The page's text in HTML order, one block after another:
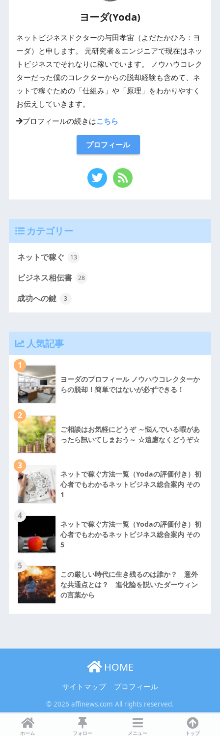
ヨーダ(Yoda)
ネットビジネスドクターの与田孝宙（よだたかひろ：ヨ
ーダ）と申します。 元研究者＆エンジニアで現在はネッ
トビジネスでそれなりに稼いでいます。 ノウハウコレク
ターだった僕のコレクターからの脱却経験も含めて、ネ
ットで稼ぐための「仕組み」や「原理」をわかりやすく
お伝えしていきます。
プロフィールの続きはこちら
プロフィール
カテゴリー
ネットで稼ぐ 13
ビジネス相伝書 28
成功への鍵 3
人気記事
1
ヨーダのプロフィール ノウハウコレクターか
らの脱却！簡単ではないが必ずできる！
2
ご相談はお気軽にどうぞ ～悩んでいる暇があ
ったら訊いてしまおう～ ☆遠慮なくどうぞ☆
3
ネットで稼ぐ方法一覧（Yodaの評価付き）初
心者でもわかるネットビジネス総合案内 その
1
4
ネットで稼ぐ方法一覧（Yodaの評価付き）初
心者でもわかるネットビジネス総合案内 その
5
5
この厳しい時代に生き残るのは誰か？ 意外
な共通点とは？ 進化論を説いたダーウィン
の言葉から
HOME
サイトマップ プロフィール
© 2026 affinews.com All rights reserved.
ホーム フォロー メニュー トップ